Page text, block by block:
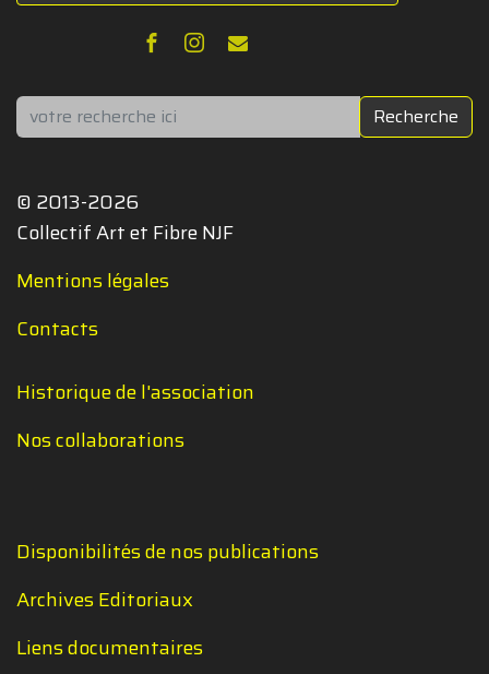
Rechercher Recherche
© 2013-2026
Collectif Art et Fibre NJF
Mentions légales
Contacts
Historique de l'association
Nos collaborations
Disponibilités de nos publications
Archives Editoriaux
Liens documentaires